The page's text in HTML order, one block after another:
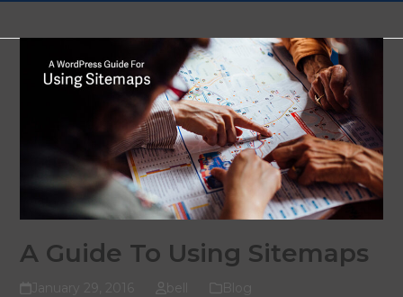
A Guide To Using Sitemaps
January 29, 2016 bell Blog